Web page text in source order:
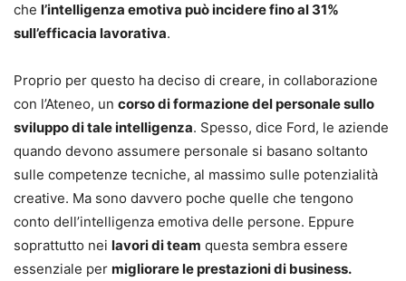
che l’intelligenza emotiva può incidere fino al 31%
sull’efficacia lavorativa.
Proprio per questo ha deciso di creare, in collaborazione
con l’Ateneo, un corso di formazione del personale sullo
sviluppo di tale intelligenza. Spesso, dice Ford, le aziende
quando devono assumere personale si basano soltanto
sulle competenze tecniche, al massimo sulle potenzialità
creative. Ma sono davvero poche quelle che tengono
conto dell’intelligenza emotiva delle persone. Eppure
soprattutto nei lavori di team questa sembra essere
essenziale per migliorare le prestazioni di business.